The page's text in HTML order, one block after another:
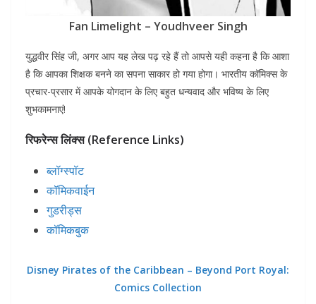
Fan Limelight – Youdhveer Singh
युद्धवीर सिंह जी, अगर आप यह लेख पढ़ रहे हैं तो आपसे यही कहना है कि आशा
है कि आपका शिक्षक बनने का सपना साकार हो गया होगा। भारतीय कॉमिक्स के
प्रचार-प्रसार में आपके योगदान के लिए बहुत धन्यवाद और भविष्य के लिए
शुभकामनाएं!
रिफरेन्स लिंक्स (Reference Links)
ब्लॉग्स्पॉट
कॉमिकवाईन
गुडरीड्स
कॉमिकबुक
Disney Pirates of the Caribbean – Beyond Port Royal:
Comics Collection